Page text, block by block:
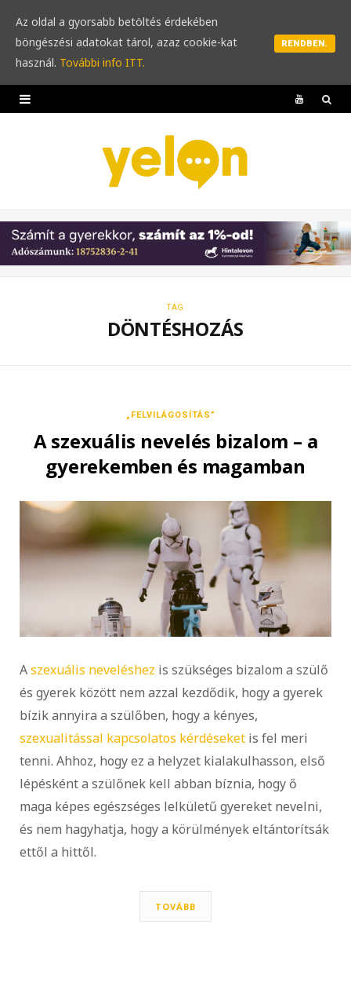
Y
u
b
e
TAG
DÖNTÉSHOZÁS
„FELVILÁGOSÍTÁS”
A szexuális nevelés bizalom – a
gyerekemben és magamban
Aszexuális neveléshez is szükséges bizalom a szülő
és gyerek között nem azzal kezdődik, hogy a gyerek
bízik annyira a szülőben, hogy a kényes,
szexualitással kapcsolatos kérdéseket is fel meri
tenni. Ahhoz, hogy ez a helyzet kialakulhasson, első
lépésként a szülőnek kell abban bíznia, hogy ő
maga képes egészséges lelkületű gyereket nevelni,
és nem hagyhatja, hogy a körülmények eltántorítsák
ettől a hittől.
TOVÁBB
Az oldal a gyorsabb betöltés érdekében
böngészési adatokat tárol, azaz cookie-kat
használ. További info ITT.
RENDBEN.